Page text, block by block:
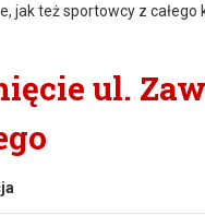
jak też sportowcy z całego
ul.